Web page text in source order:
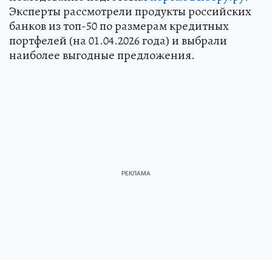
Эксперты рассмотрели продукты российских
банков из топ-50 по размерам кредитных
портфелей (на 01.04.2026 года) и выбрали
наиболее выгодные предложения.